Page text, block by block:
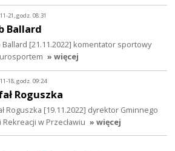
21, godz. 08:31
Ballard
Ballard [21.11.2022] komentator sportowy
» więcej
18, godz. 09:24
Roguszka
Roguszka [19.11.2022] dyrektor Gminnego
w Przecławiu » więcej